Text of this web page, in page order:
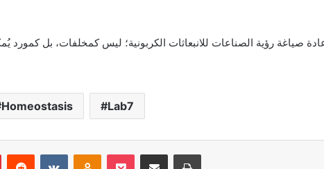
Homeostasis Lab7
PinterestReddit VKontakteOdnoklassniki
Pocket Share via Email Print